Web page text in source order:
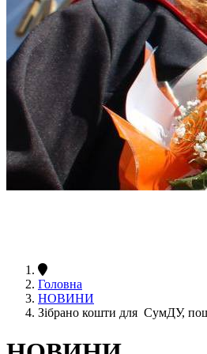
Головна
НОВИНИ
Зібрано кошти для СумДУ,